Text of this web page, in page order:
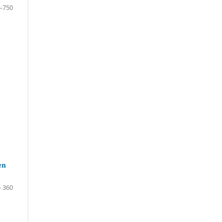
750
360